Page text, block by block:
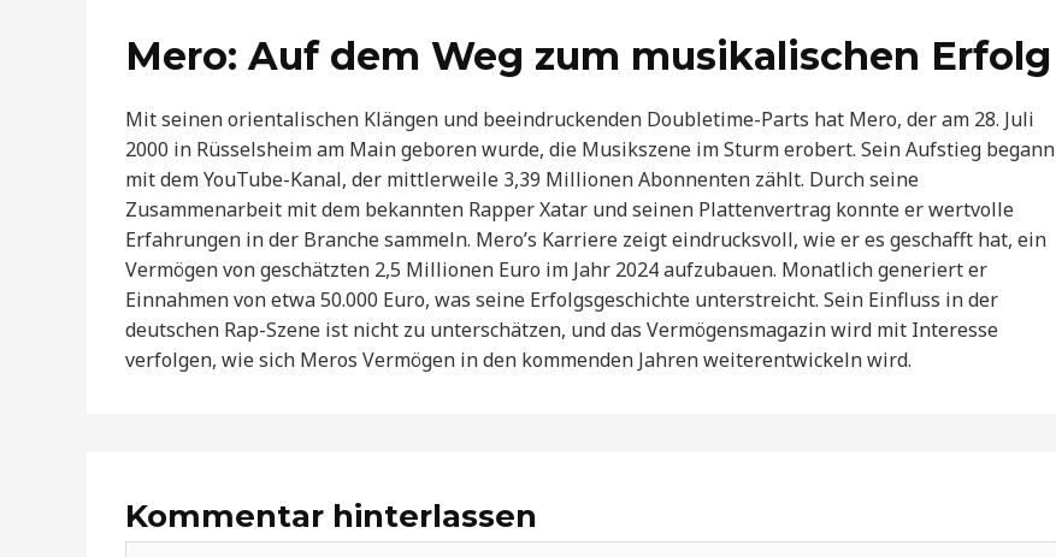
Mero: Auf dem Weg zum musikalischen Erfolg
Mit seinen orientalischen Klängen und beeindruckenden Doubletime-Parts hat Mero, der am 28. Juli
2000 in Rüsselsheim am Main geboren wurde, die Musikszene im Sturm erobert. Sein Aufstieg begann
mit dem YouTube-Kanal, der mittlerweile 3,39 Millionen Abonnenten zählt. Durch seine
Zusammenarbeit mit dem bekannten Rapper Xatar und seinen Plattenvertrag konnte er wertvolle
Erfahrungen in der Branche sammeln. Mero’s Karriere zeigt eindrucksvoll, wie er es geschafft hat, ein
Vermögen von geschätzten 2,5 Millionen Euro im Jahr 2024 aufzubauen. Monatlich generiert er
Einnahmen von etwa 50.000 Euro, was seine Erfolgsgeschichte unterstreicht. Sein Einfluss in der
deutschen Rap-Szene ist nicht zu unterschätzen, und das Vermögensmagazin wird mit Interesse
verfolgen, wie sich Meros Vermögen in den kommenden Jahren weiterentwickeln wird.
Kommentar hinterlassen